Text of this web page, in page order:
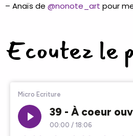
– Anaïs de @nonote_art pour
Ecoutez le